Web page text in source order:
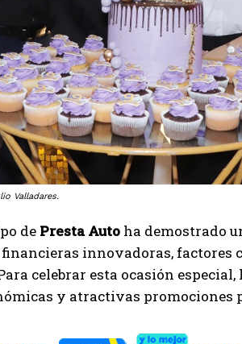
Valladares.
de Presta Auto ha demostrado
innovadoras, factores
celebrar esta ocasión
y atractivas promociones